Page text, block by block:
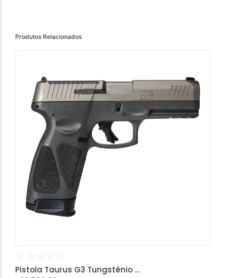
Produtos Relacionados
☆ ☆ ☆ ☆ ☆
Pistola Taurus G3 Tungstênio ...